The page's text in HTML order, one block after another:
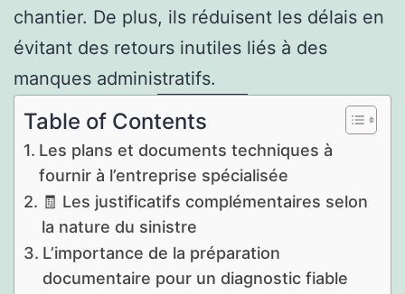
chantier. De plus, ils réduisent les délais en
évitant des retours inutiles liés à des
manques administratifs.
Table of Contents
Les plans et documents techniques à
fournir à l’entreprise spécialisée
🧾 Les justificatifs complémentaires selon
la nature du sinistre
L’importance de la préparation
documentaire pour un diagnostic fiable